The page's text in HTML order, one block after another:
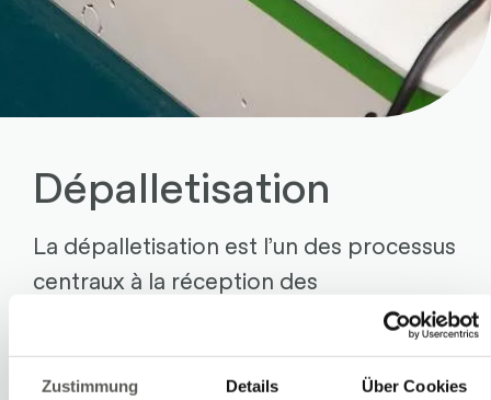
Zustimmung Details Über Cookies
Dépalletisation
La dépalletisation est l’un des processus
centraux à la réception des
marchandises. Nos solutions robotisées
de dépalletisation automatisent le
désempilage de cartons, caisses et